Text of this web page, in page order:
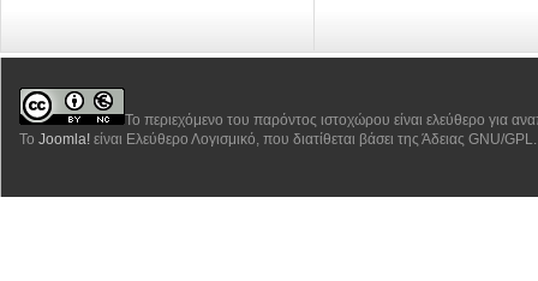
Το περιεχόμενο του παρόντος ιστοχώρου είναι ελεύθερο για
Το Joomla! είναι Ελεύθερο Λογισμικό, που διατίθεται βάσει της Άδειας GNU/